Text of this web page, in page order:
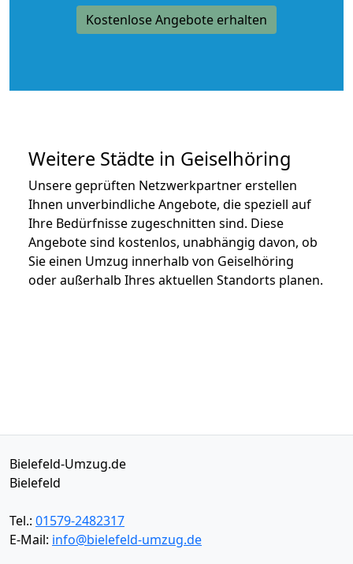
Kostenlose Angebote erhalten
Weitere Städte in Geiselhöring
Unsere geprüften Netzwerkpartner erstellen
Ihnen unverbindliche Angebote, die speziell auf
Ihre Bedürfnisse zugeschnitten sind. Diese
Angebote sind kostenlos, unabhängig davon, ob
Sie einen Umzug innerhalb von Geiselhöring
oder außerhalb Ihres aktuellen Standorts planen.
Bielefeld-Umzug.de
Bielefeld
Tel.: 01579-2482317
E-Mail: info@bielefeld-umzug.de